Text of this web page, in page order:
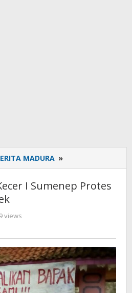
MADURA »
Murid
Kecer
I Sumenep Protes
views